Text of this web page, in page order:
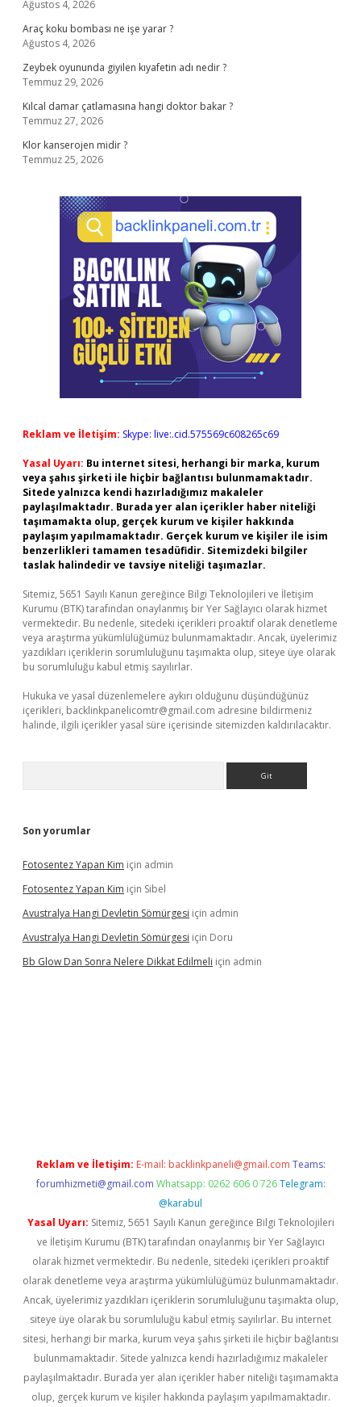
Ağustos 4, 2026
Araç koku bombası ne işe yarar ?
Ağustos 4, 2026
Zeybek oyununda giyilen kıyafetin adı nedir ?
Temmuz 29, 2026
Kılcal damar çatlamasına hangi doktor bakar ?
Temmuz 27, 2026
Klor kanserojen midir ?
Temmuz 25, 2026
Reklam ve İletişim: Skype: live:.cid.575569c608265c69
Yasal Uyarı: Bu internet sitesi, herhangi bir marka, kurum
veya şahıs şirketi ile hiçbir bağlantısı bulunmamaktadır.
Sitede yalnızca kendi hazırladığımız makaleler
paylaşılmaktadır. Burada yer alan içerikler haber niteliği
taşımamakta olup, gerçek kurum ve kişiler hakkında
paylaşım yapılmamaktadır. Gerçek kurum ve kişiler ile isim
benzerlikleri tamamen tesadüfidir. Sitemizdeki bilgiler
taslak halindedir ve tavsiye niteliği taşımazlar.
Sitemiz, 5651 Sayılı Kanun gereğince Bilgi Teknolojileri ve İletişim
Kurumu (BTK) tarafından onaylanmış bir Yer Sağlayıcı olarak hizmet
vermektedir. Bu nedenle, sitedeki içerikleri proaktif olarak denetleme
veya araştırma yükümlülüğümüz bulunmamaktadır. Ancak, üyelerimiz
yazdıkları içeriklerin sorumluluğunu taşımakta olup, siteye üye olarak
bu sorumluluğu kabul etmiş sayılırlar.
Hukuka ve yasal düzenlemelere aykırı olduğunu düşündüğünüz
içerikleri, backlinkpanelicomtr@gmail.com adresine bildirmeniz
halinde, ilgili içerikler yasal süre içerisinde sitemizden kaldırılacaktır.
Son yorumlar
Fotosentez Yapan Kim için admin
Fotosentez Yapan Kim için Sibel
Avustralya Hangi Devletin Sömürgesi için admin
Avustralya Hangi Devletin Sömürgesi için Doru
Bb Glow Dan Sonra Nelere Dikkat Edilmeli için admin
Reklam ve İletişim: E-mail: backlinkpaneli@gmail.com Teams:
forumhizmeti@gmail.com Whatsapp: 0262 606 0 726 Telegram:
@karabul
Yasal Uyarı: Sitemiz, 5651 Sayılı Kanun gereğince Bilgi Teknolojileri
ve İletişim Kurumu (BTK) tarafından onaylanmış bir Yer Sağlayıcı
olarak hizmet vermektedir. Bu nedenle, sitedeki içerikleri proaktif
olarak denetleme veya araştırma yükümlülüğümüz bulunmamaktadır.
Ancak, üyelerimiz yazdıkları içeriklerin sorumluluğunu taşımakta olup,
siteye üye olarak bu sorumluluğu kabul etmiş sayılırlar. Bu internet
sitesi, herhangi bir marka, kurum veya şahıs şirketi ile hiçbir bağlantısı
bulunmamaktadır. Sitede yalnızca kendi hazırladığımız makaleler
paylaşılmaktadır. Burada yer alan içerikler haber niteliği taşımamakta
olup, gerçek kurum ve kişiler hakkında paylaşım yapılmamaktadır.